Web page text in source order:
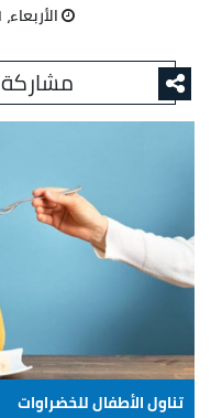
الأربعاء، 01 يوليو 2026 05:36 م
مشاركة
تناول الأطفال للخضراوات